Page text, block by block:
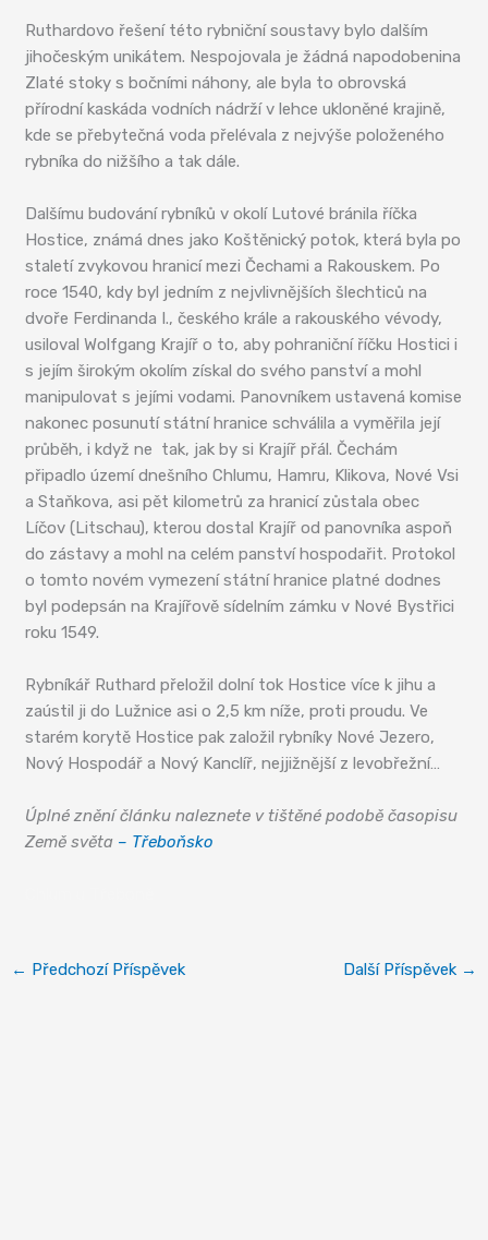
Ruthardovo řešení této rybniční soustavy bylo dalším
jihočeským unikátem. Nespojovala je žádná napodobenina
Zlaté stoky s bočními náhony, ale byla to obrovská
přírodní kaskáda vodních nádrží v lehce ukloněné krajině,
kde se přebytečná voda přelévala z nejvýše položeného
rybníka do nižšího a tak dále.
Dalšímu budování rybníků v okolí Lutové bránila říčka
Hostice, známá dnes jako Koštěnický potok, která byla po
staletí zvykovou hranicí mezi Čechami a Rakouskem. Po
roce 1540, kdy byl jedním z nejvlivnějších šlechticů na
dvoře Ferdinanda I., českého krále a rakouského vévody,
usiloval Wolfgang Krajíř o to, aby pohraniční říčku Hostici i
s jejím širokým okolím získal do svého panství a mohl
manipulovat s jejími vodami. Panovníkem ustavená komise
nakonec posunutí státní hranice schválila a vyměřila její
průběh, i když ne tak, jak by si Krajíř přál. Čechám
připadlo území dnešního Chlumu, Hamru, Klikova, Nové Vsi
a Staňkova, asi pět kilometrů za hranicí zůstala obec
Líčov (Litschau), kterou dostal Krajíř od panovníka aspoň
do zástavy a mohl na celém panství hospodařit. Protokol
o tomto novém vymezení státní hranice platné dodnes
byl podepsán na Krajířově sídelním zámku v Nové Bystřici
roku 1549.
Rybníkář Ruthard přeložil dolní tok Hostice více k jihu a
zaústil ji do Lužnice asi o 2,5 km níže, proti proudu. Ve
starém korytě Hostice pak založil rybníky Nové Jezero,
Nový Hospodář a Nový Kanclíř, nejjižnější z levobřežní…
Úplné znění článku naleznete v tištěné podobě časopisu
Země světa – Třeboňsko
← Předchozí Příspěvek Další Příspěvek →